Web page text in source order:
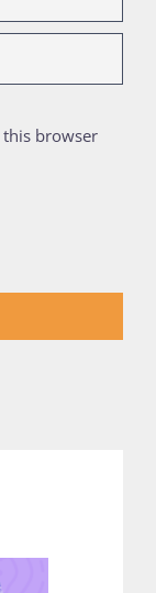
this browser